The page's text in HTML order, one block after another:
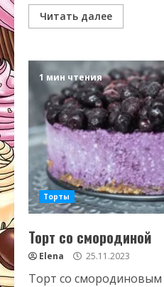
Читать далее
1 мин чтения
Торты
Торт со смородиной
Elena 25.11.2023
Торт со